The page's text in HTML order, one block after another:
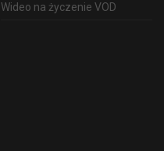
Wideo na życzenie VOD